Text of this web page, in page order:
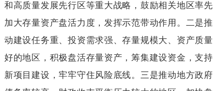
和高质量发展先行区等重大战略，鼓励相关地区率先
加大存量资产盘活力度，发挥示范带动作用。二是推
动建设任务重、投资需求强、存量规模大、资产质量
好的地区，积极盘活存量资产，筹集建设资金，支持
新项目建设，牢牢守住风险底线。三是推动地方政府